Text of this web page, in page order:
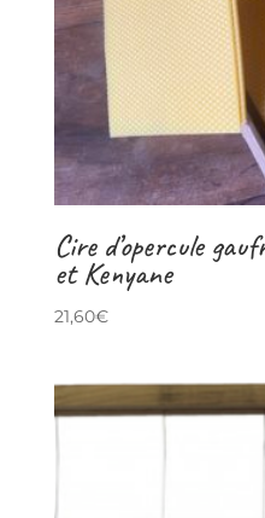
Cire d’opercule
et Kenyane
21,60€